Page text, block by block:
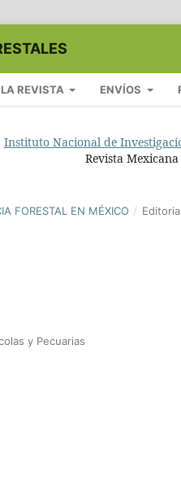
REVISTA ENVÍOS
Instituto Nacional de
Revista
FORESTAL EN MÉXICO / Editorial
y Pecuarias